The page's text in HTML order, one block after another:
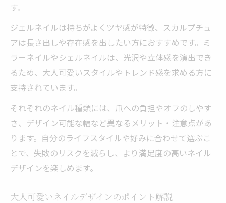
す。
ジェルネイルは持ちがよくツヤ感が特徴、スカルプチュ
アは長さ出しや存在感を出したい方におすすめです。ミ
ラーネイルやシェルネイルは、光沢や立体感を演出でき
るため、大人可愛いスタイルやトレンド感を求める方に
支持されています。
それぞれのネイル種類には、爪への負担やオフのしやす
さ、デザイン可能な幅など異なるメリット・注意点があ
ります。自分のライフスタイルや好みに合わせて選ぶこ
とで、失敗のリスクを減らし、より満足度の高いネイル
デザインを楽しめます。
大人可愛いネイルデザインのポイント解説